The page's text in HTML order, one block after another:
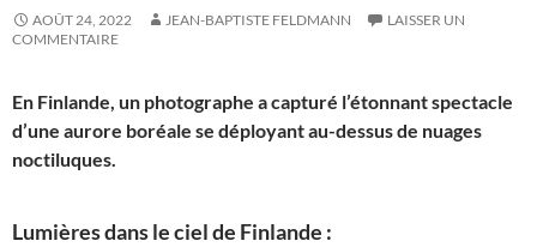
AOÛT 24, 2022 JEAN-BAPTISTE FELDMANN
LAISSER UN
COMMENTAIRE
En Finlande, un photographe a capturé l’étonnant spectacle
d’une aurore boréale se déployant au-dessus de nuages
noctiluques.
Lumières dans le ciel de Finlande :